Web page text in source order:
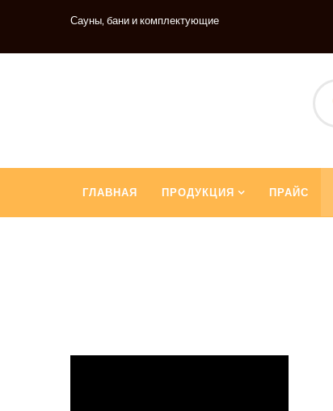
Сауны, бани и комплектующие
ГЛАВНАЯ ПРОДУКЦИЯ ПРАЙС